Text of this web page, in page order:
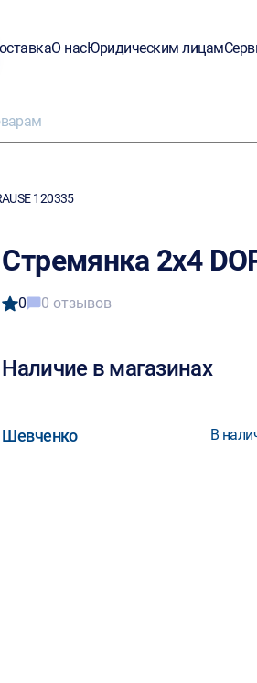
О насЮридическим лицам
120335
Стремянка 2х4
0 0 отзывов
Наличие в магазинах
Шевченко В